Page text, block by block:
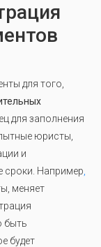
для того,
для заполнения
юристы,
и
сроки. Например
меняет
быть
будет